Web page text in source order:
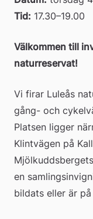
n
Tid: 17.30–19.00
Välkommen till
naturreservat!
Vi firar Luleås
gång- och
Platsen ligger
Klintvägen på
en
bildats eller är